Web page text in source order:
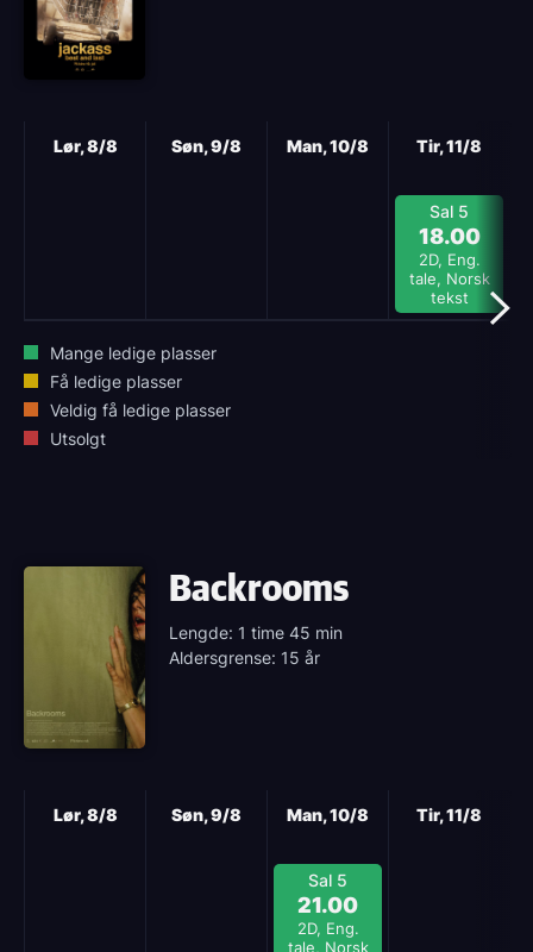
Lør, 8/8 Søn, 9/8 Man, 10/8 Tir, 11/8
Sal 5
18.00
2D, Eng.
tale, Norsk
tekst
Mange ledige plasser
Få ledige plasser
Veldig få ledige plasser
Utsolgt
Backrooms
Lengde: 1 time 45 min
Aldersgrense: 15 år
Lør, 8/8 Søn, 9/8 Man, 10/8
Sal 5
21.00
2D, Eng.
tale, Norsk
Tir, 11/8